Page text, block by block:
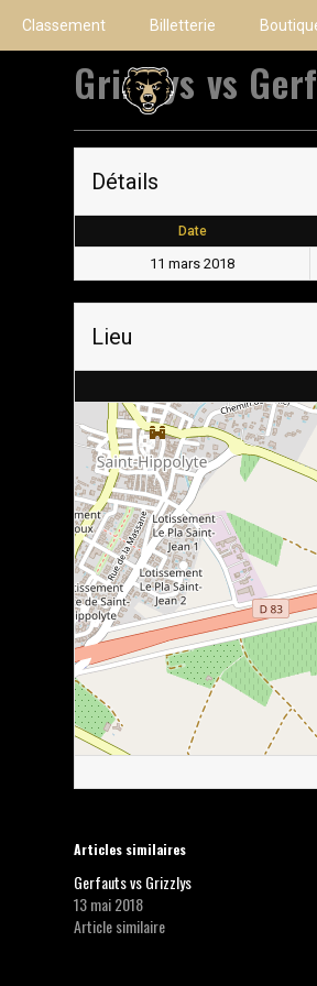
Classement Billetterie
Grizzlys vs
Détails
Date
11 mars 2018
Lieu
Articles similaires
Gerfauts vs Grizzlys
13 mai 2018
Article similaire